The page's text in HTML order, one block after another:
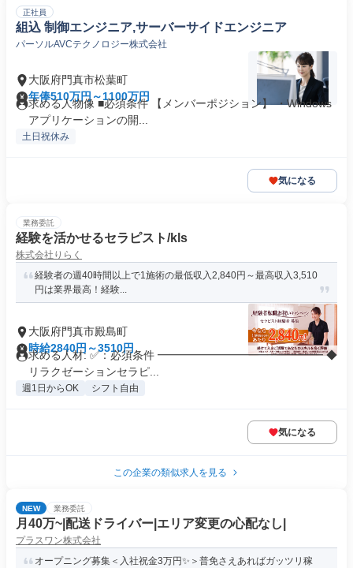
正社員
組込 制御エンジニア,サーバーサイドエンジニア
パーソルAVCテクノロジー株式会社
大阪府門真市松葉町
年俸510万円～1100万円
求める人物像 ■必須条件 【メンバーポジション】 ・Windows
アプリケーションの開...
土日祝休み
気になる
業務委託
経験を活かせるセラピスト/kls
株式会社りらく
経験者の週40時間以上で1施術の最低収入2,840円～最高収入3,510
円は業界最高！経験...
大阪府門真市殿島町
時給2840円～3510円
求める人材: ✅：必須条件 ━━━━━━━━━━━━━━━ ◆
リラクゼーションセラピ...
週1日からOK シフト自由
気になる
この企業の類似求人を見る
NEW 業務委託
月40万~|配送ドライバー|エリア変更の心配なし|
プラスワン株式会社
オープニング募集＜入社祝金3万円✨＞普免さえあればガッツリ稼